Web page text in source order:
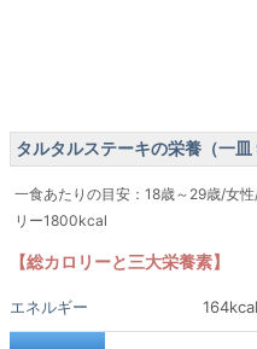
タルタルステーキの栄養（一皿
一食あたりの目安：18歳～29歳/女
リー1800kcal
【総カロリーと三大栄養素】
エネルギー
164kcal